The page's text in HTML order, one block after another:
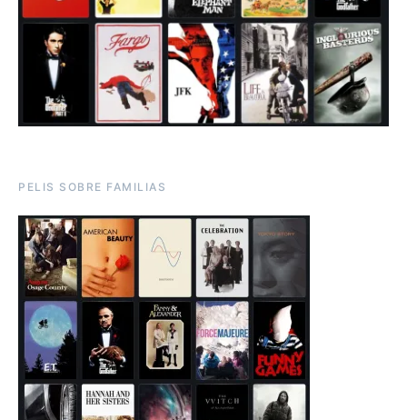
PELIS SOBRE FAMILIAS